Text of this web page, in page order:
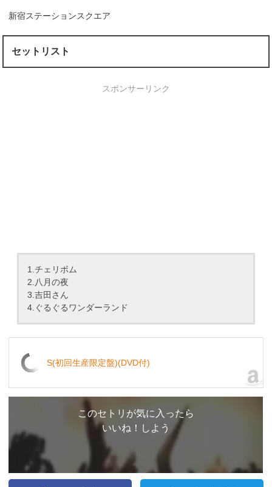
新宿ステーションスクエア
セットリスト
スポンサーリンク
1.チェリボム
2.八月の夜
3.吉田さん
4.ぐるぐるワンダーランド
S(初回生産限定盤)(DVD付)
このセトリが気に入ったら
いいね！しよう